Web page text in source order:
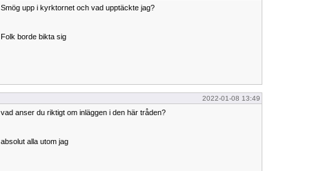
Smög upp i kyrktornet och vad upptäckte jag?
Folk borde bikta sig
2022-01-08 13:49
vad anser du riktigt om inläggen i den här tråden?
absolut alla utom jag